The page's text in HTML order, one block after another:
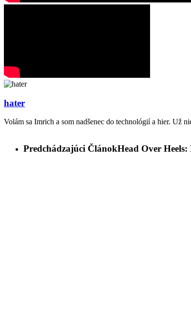
hater
Volám sa Imrich a som nadšenec do technológií a hier. Už
Predchádzajúci ČlánokHead Over